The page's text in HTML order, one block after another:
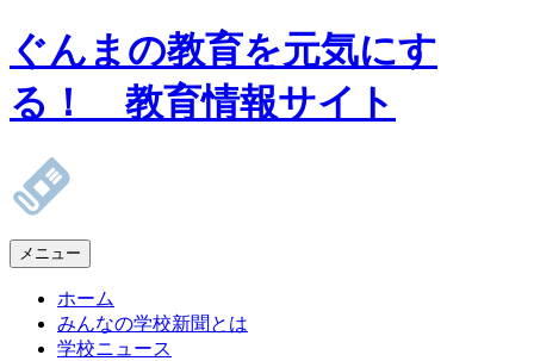
ぐんまの教育を元気にす
る！ 教育情報サイト
メニュー
ホーム
みんなの学校新聞とは
学校ニュース